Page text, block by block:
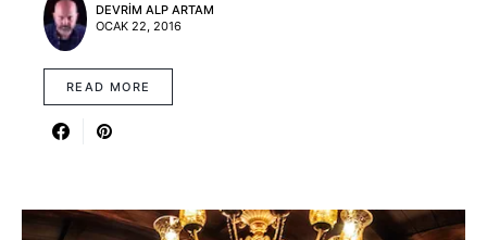
DEVRIM ALP ARTAM
OCAK 22, 2016
READ MORE